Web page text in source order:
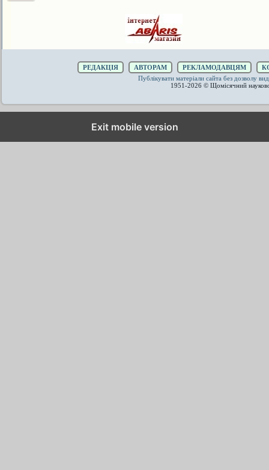
РЕДАКЦІЯ АВТОРАМ РЕКЛАМОДАВЦЯМ
Публікувати матеріали сайта без дозволу
1951-2026 © Щомісячний
Exit mobile version